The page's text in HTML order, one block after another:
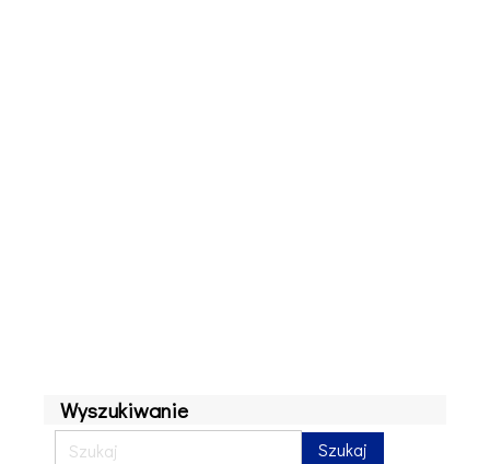
Wyszukiwanie